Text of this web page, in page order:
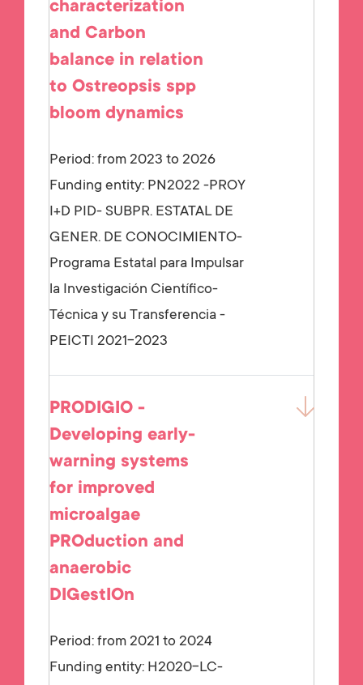
characterization
and Carbon
balance in relation
to Ostreopsis spp
bloom dynamics
Period: from 2023 to 2026
Funding entity: PN2022 -PROY
I+D PID- SUBPR. ESTATAL DE
GENER. DE CONOCIMIENTO-
Programa Estatal para Impulsar
la Investigación Científico-
Técnica y su Transferencia -
PEICTI 2021-2023
PRODIGIO -
Developing early-
warning systems
for improved
microalgae
PROduction and
anaerobic
DIGestIOn
Period: from 2021 to 2024
Funding entity: H2020-LC-